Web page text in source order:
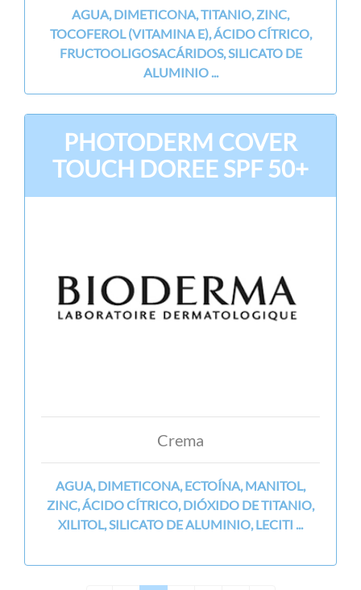
AGUA, DIMETICONA, TITANIO, ZINC,
TOCOFEROL (VITAMINA E), ÁCIDO CÍTRICO,
FRUCTOOLIGOSACÁRIDOS, SILICATO DE
ALUMINIO ...
PHOTODERM COVER
TOUCH DOREE SPF 50+
Crema
AGUA, DIMETICONA, ECTOÍNA, MANITOL,
ZINC, ÁCIDO CÍTRICO, DIÓXIDO DE TITANIO,
XILITOL, SILICATO DE ALUMINIO, LECITI ...